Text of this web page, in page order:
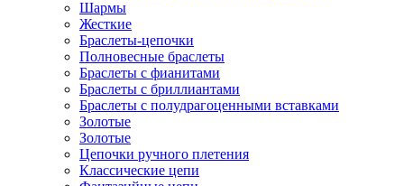
Шармы
Жесткие
Браслеты-цепочки
Полновесные браслеты
Браслеты с фианитами
Браслеты с бриллиантами
Браслеты с полудрагоценными вставками
Золотые
Золотые
Цепочки ручного плетения
Классические цепи